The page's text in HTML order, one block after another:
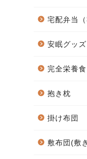
宅配弁当（
安眠グッ
完全栄養食
抱き枕
掛け布団
敷布団(敷